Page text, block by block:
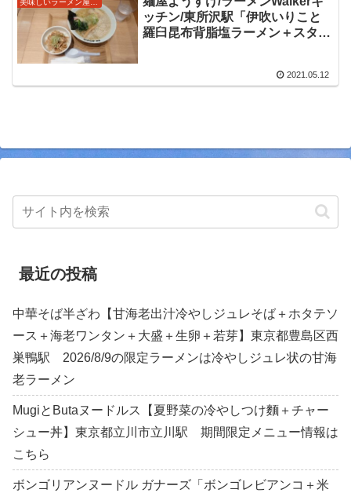
た。
ッチン/東所沢駅「伊吹いりこと
羅臼昆布背脂塩ラーメン＋スタミ
ーメンのお店にて美味しい塩ラー
2021.05.12
最近の投稿
中華そば半ざわ【甘海老出汁冷やしジュレそば＋ホタテソ
ース＋海老ワンタン＋大盛＋生卵＋若芽】東京都豊島区西
巣鴨駅 2026/8/9の限定ラーメンは冷やしジュレ状の甘海
老ラーメン
MugiとButaヌードルス【夏野菜の冷やしつけ麵＋チャー
シュー丼】東京都立川市立川駅 期間限定メニュー情報は
こちら
ボンゴリアンヌードル ガナーズ「ボンゴレビアンコ＋米